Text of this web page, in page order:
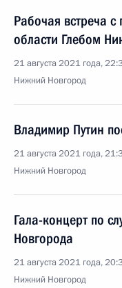
Рабочая встреча
области Глебом
21 августа 2021 года,
Нижний Новгород
Владимир Путин
21 августа 2021 года,
Нижний Новгород
Гала-концерт по
Новгорода
21 августа 2021 года,
Нижний Новгород